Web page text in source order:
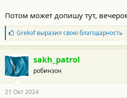
Потом может допишу тут,
Б
л
а
г
о
д
а
н
Grekofвыразил свою благодарность
sakh_patrol
робинзон
21 Окт 2024